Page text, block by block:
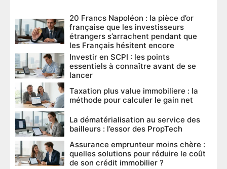
20 Francs Napoléon : la pièce d’or
française que les investisseurs
étrangers s’arrachent pendant que
les Français hésitent encore
Investir en SCPI : les points
essentiels à connaître avant de se
lancer
Taxation plus value immobiliere : la
méthode pour calculer le gain net
La dématérialisation au service des
bailleurs : l’essor des PropTech
Assurance emprunteur moins chère :
quelles solutions pour réduire le coût
de son crédit immobilier ?